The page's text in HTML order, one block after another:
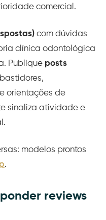
comercial.
com dúvidas
clínica odontológica
Publique posts
orientações de
sinaliza atividade e
modelos prontos
.
reviews